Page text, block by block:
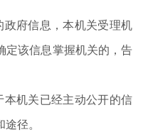
政府信息，本机关受理机
定该信息掌握机关的，告
本机关已经主动公开的信
径。